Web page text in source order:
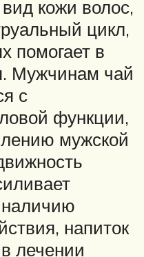
кожи волос,
цикл,
помогает в
Мужчинам чай
с
функции,
мужской
напиток
лечении